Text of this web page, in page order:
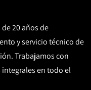
20 años de
y servicio técnico de
Trabajamos con
en todo el